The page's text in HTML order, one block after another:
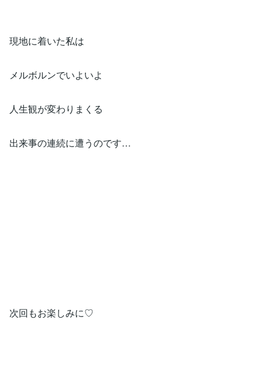
現地に着いた私は
メルボルンでいよいよ
人生観が変わりまくる
出来事の連続に遭うのです…
次回もお楽しみに♡